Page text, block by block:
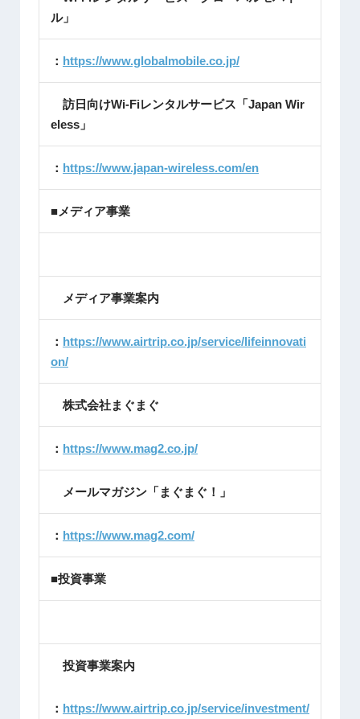
ル」
： https://www.globalmobile.co.jp/
訪日向けWi-Fiレンタルサービス「Japan Wir
eless」
： https://www.japan-wireless.com/en
■メディア事業
メディア事業案内
： https://www.airtrip.co.jp/service/lifeinnovati
on/
株式会社まぐまぐ
： https://www.mag2.co.jp/
メールマガジン「まぐまぐ！」
： https://www.mag2.com/
■投資事業
投資事業案内
： https://www.airtrip.co.jp/service/investment/